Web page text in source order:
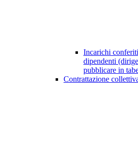
Incarichi
dipendenti
pubblicare in
Contrattazione